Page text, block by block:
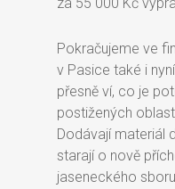
Pokračujeme ve
v Pasice také i
přesně ví, co je
postižených
Dodávají materiál
starají o nově
jaseneckého